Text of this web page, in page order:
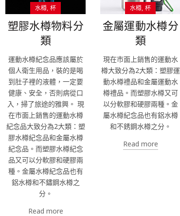
水樽 杯
塑膠水樽物料分
類
運動水樽紀念品應該屬於
個人衛生用品，裝的是喝
到肚子裡的液體，一定要
健康、安全，否則病從口
入，掃了旅途的雅興。 現
在市面上銷售的運動水樽
紀念品大致分為2大類：塑
膠水樽紀念品和金屬水樽
紀念品。而塑膠水樽紀念
品又可以分軟膠和硬膠兩
種。金屬水樽紀念品也有
鋁水樽和不鏽鋼水樽之
分。
Read more
水樽 杯
金屬運動水樽分
類
現在市面上銷售的運動水
樽大致分為2大類：塑膠運
動水樽禮品和金屬運動水
樽禮品。而塑膠水樽又可
以分軟膠和硬膠兩種。金
屬水樽紀念品也有鋁水樽
和不銹鋼水樽之分。
Read more